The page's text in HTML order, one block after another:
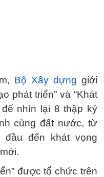
Bộ Xây dựng giới
phát triển” và “Khát
nhìn lại 8 thập kỷ
cùng đất nước, từ
đầu đến khát vọng
được tổ chức trên